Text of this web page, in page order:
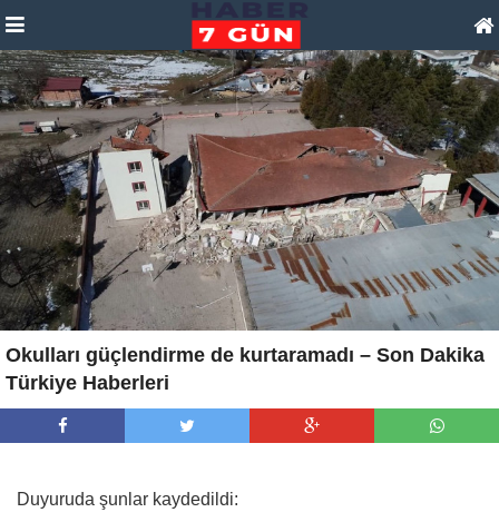
Okulları güçlendirme de kurtaramadı – Son Dakika
Türkiye Haberleri
Duyuruda şunlar kaydedildi: